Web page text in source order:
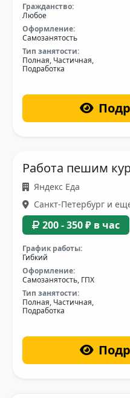
Гражданство:
Любое
Оформление:
Самозанятость
Тип занятости:
Полная, Частичная,
Подработка
Работа пешим
Яндекс Еда
Санкт-Петербург и
200 - 350 ₽ в час
График работы:
Гибкий
Оформление:
Самозанятость, ГПХ
Тип занятости:
Полная, Частичная,
Подработка